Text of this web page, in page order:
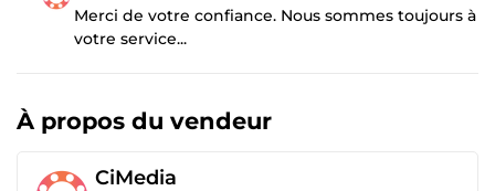
Merci de votre confiance. Nous sommes toujours à
votre service...
À propos du vendeur
CiMedia